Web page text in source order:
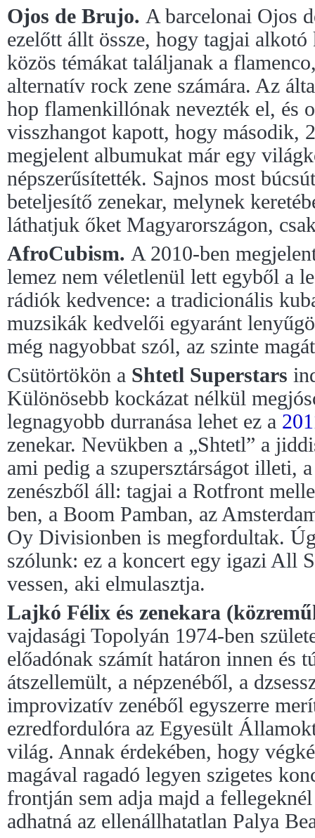
Ojos de Brujo. A barcelonai Ojos
ezelőtt állt össze, hogy tagjai
közös témákat találjanak a
alternatív rock zene számára. Az
hop flamenkillónak nevezték el, és
visszhangot kapott, hogy második,
megjelent albumukat már egy
népszerűsítették. Sajnos most
beteljesítő zenekar, melynek
láthatjuk őket Magyarországon,
AfroCubism. A 2010-ben
lemez nem véletlenül lett egyből a
rádiók kedvence: a tradicionális
muzsikák kedvelői egyaránt
még nagyobbat szól, az szinte
Csütörtökön a Shtetl Superstars
Különösebb kockázat nélkül
legnagyobb durranása lehet ez a
zenekar. Nevükben a „Shtetl” a
ami pedig a szupersztárságot illeti,
zenészből áll: tagjai a Rotfront
ben, a Boom Pamban, az
Oy Divisionben is megfordultak.
szólunk: ez a koncert egy igazi All
vessen, aki elmulasztja.
Lajkó Félix és zenekara
vajdasági Topolyán 1974-ben
előadónak számít határon innen és
átszellemült, a népzenéből, a
improvizatív zenéből egyszerre
ezredfordulóra az Egyesült
világ. Annak érdekében, hogy
magával ragadó legyen szigetes
frontján sem adja majd a
adhatná az ellenállhatatlan Palya